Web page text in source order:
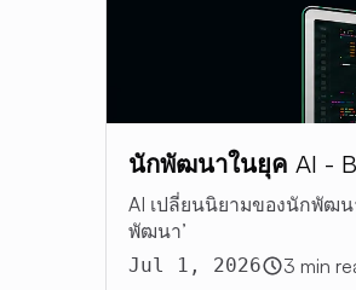
นักพัฒนาในยุค AI -
AI เปลี่ยนนิยามของนักพัฒน
พัฒนา’
Jul 1, 2026 3 min